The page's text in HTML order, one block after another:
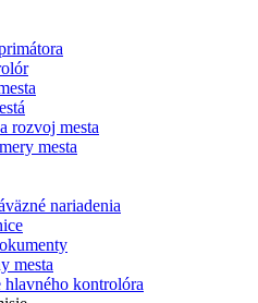
rozvoj mesta
mesta
nariadenia
mesta
hlavného kontrolóra